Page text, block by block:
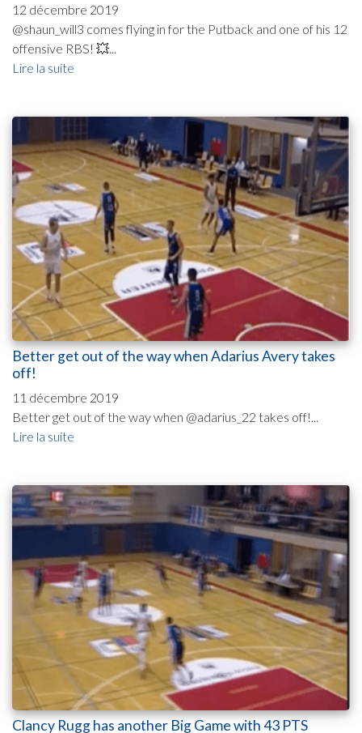
12 décembre 2019
@shaun_will3 comes flying in for the Putback and one of his 12
offensive RBS! 💥...
Lire la suite
Better get out of the way when Adarius Avery takes
off!
11 décembre 2019
Better get out of the way when @adarius_22 takes off!...
Lire la suite
Clancy Rugg has another Big Game with 43 PTS